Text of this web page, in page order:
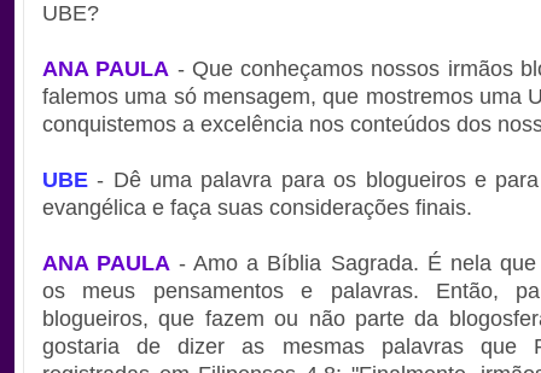
UBE?
ANA PAULA - Que conheçamos nossos irmãos
falemos uma só mensagem, que mostremos uma
conquistemos a excelência nos conteúdos dos
UBE - Dê uma palavra para os blogueiros e
evangélica e faça suas considerações finais.
ANA PAULA - Amo a Bíblia Sagrada. É nela
os meus pensamentos e palavras. Então,
blogueiros, que fazem ou não parte da
gostaria de dizer as mesmas palavras que